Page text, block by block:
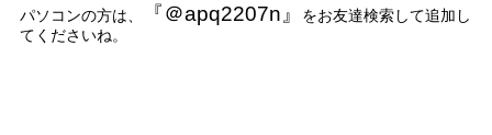
パソコンの方は、 『＠apq2207n 』
をお友達検索して追加し
てくださいね。